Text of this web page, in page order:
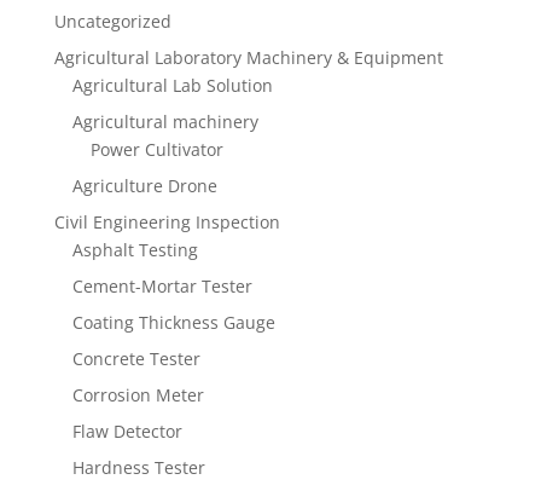
Uncategorized
Agricultural Laboratory Machinery & Equipment
Agricultural Lab Solution
Agricultural machinery
Power Cultivator
Agriculture Drone
Civil Engineering Inspection
Asphalt Testing
Cement-Mortar Tester
Coating Thickness Gauge
Concrete Tester
Corrosion Meter
Flaw Detector
Hardness Tester